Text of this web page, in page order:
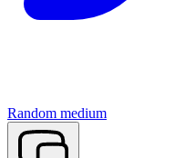
Random medium